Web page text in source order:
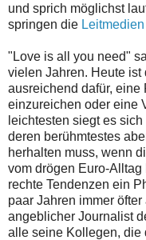
und sprich möglichst
springen die
"Love is all you need"
vielen Jahren. Heute
ausreichend dafür, eine
einzureichen oder eine
leichtesten siegt es
deren berühmtestes
herhalten muss, wenn
vom drögen Euro-
rechte Tendenzen ein
paar Jahren immer
angeblicher Journalist
alle seine Kollegen, die